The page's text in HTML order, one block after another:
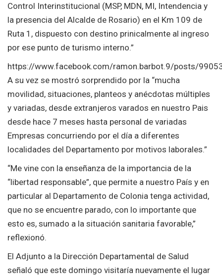
Control Interinstitucional (MSP, MDN, MI, Intendencia y
la presencia del Alcalde de Rosario) en el Km 109 de
Ruta 1, dispuesto con destino prinicalmente al ingreso
por ese punto de turismo interno.”
https://www.facebook.com/ramon.barbot.9/posts/
A su vez se mostró sorprendido por la “mucha
movilidad, situaciones, planteos y anécdotas múltiples
y variadas, desde extranjeros varados en nuestro Pais
desde hace 7 meses hasta personal de variadas
Empresas concurriendo por el día a diferentes
localidades del Departamento por motivos laborales.”
“Me vine con la enseñanza de la importancia de la
“libertad responsable”, que permite a nuestro País y en
particular al Departamento de Colonia tenga actividad,
que no se encuentre parado, con lo importante que
esto es, sumado a la situación sanitaria favorable,”
reflexionó.
El Adjunto a la Dirección Departamental de Salud
señaló que este domingo visitaría nuevamente el lugar